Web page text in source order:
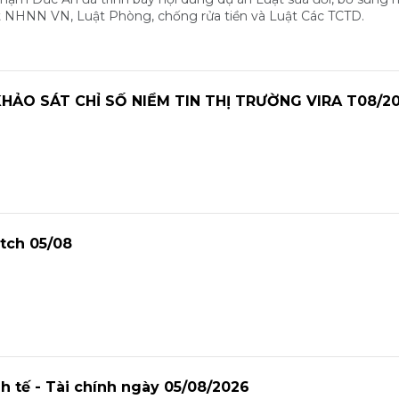
VN, Luật Phòng, chống rửa tiền và Luật Các TCTD.
SÁT CHỈ SỐ NIỀM TIN THỊ TRƯỜNG VIRA T08/
05/08
tế - Tài chính ngày 05/08/2026